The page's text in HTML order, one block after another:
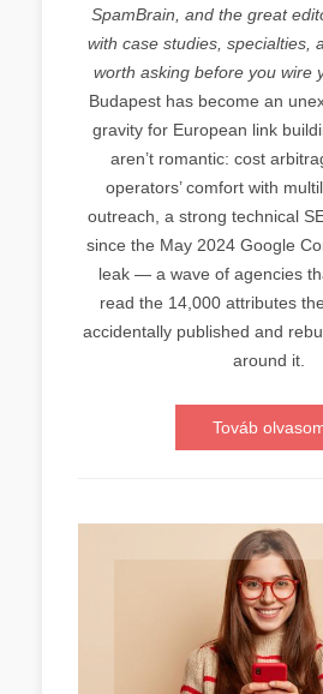
SpamBrain, and the great
with case studies, specialties,
worth asking before you wire
Budapest has become an
gravity for European link
aren’t romantic: cost
operators’ comfort with
outreach, a strong technical
since the May 2024 Google
leak — a wave of agencies
read the 14,000 attributes
accidentally published and
around it.
Továb